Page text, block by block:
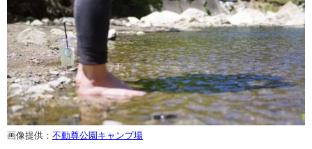
画像提供： 不動尊公園キャンプ場